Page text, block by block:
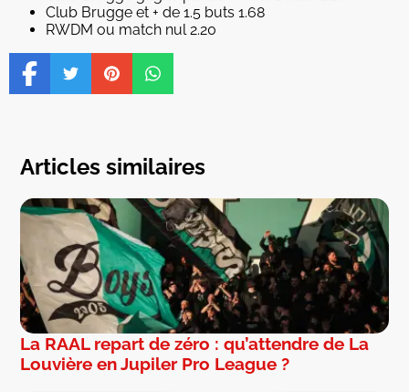
Club Brugge et + de 1.5 buts 1.68
RWDM ou match nul 2.20
Articles similaires
La RAAL repart de zéro : qu’attendre de La
Louvière en Jupiler Pro League ?